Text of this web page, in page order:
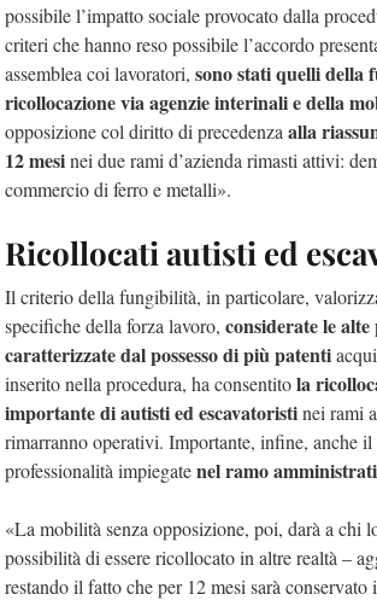
possibile l’impatto sociale provocato dalla
criteri che hanno reso possibile l’accordo
assemblea coi lavoratori, sono stati quelli della
ricollocazione via agenzie interinali e della
opposizione col diritto di precedenza alla
12 mesinei due rami d’azienda rimasti attivi:
commercio di ferro e metalli».
Ricollocati autisti ed
Il criterio della fungibilità, in particolare,
specifiche della forza lavoro, considerate le
caratterizzate dal possesso di più patenti
inserito nella procedura, ha consentitola
importante di autisti ed escavatoristinei rami
rimarranno operativi. Importante, infine, anche il
professionalità impiegatenel ramo
«La mobilità senza opposizione, poi, darà a chi
possibilità di essere ricollocato in altre realtà –
restando il fatto che per 12 mesi sarà